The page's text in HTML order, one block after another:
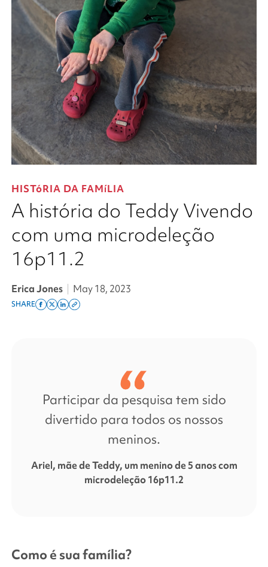
HISTóRIA DA FAMíLIA
A história do Teddy Vivendo
com uma microdeleção
16p11.2
Erica Jones May 18, 2023
SHARE
Share
Share
ShareCopy
Participar da pesquisa tem sido
divertido para todos os nossos
meninos.
Ariel, mãe de Teddy, um menino de 5 anos com
microdeleção 16p11.2
Como é sua família?